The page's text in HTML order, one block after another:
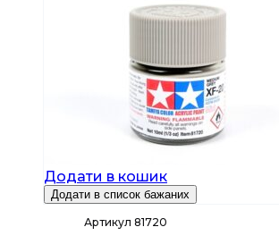
Додати в кошик
Додати в список бажаних
Артикул 81720